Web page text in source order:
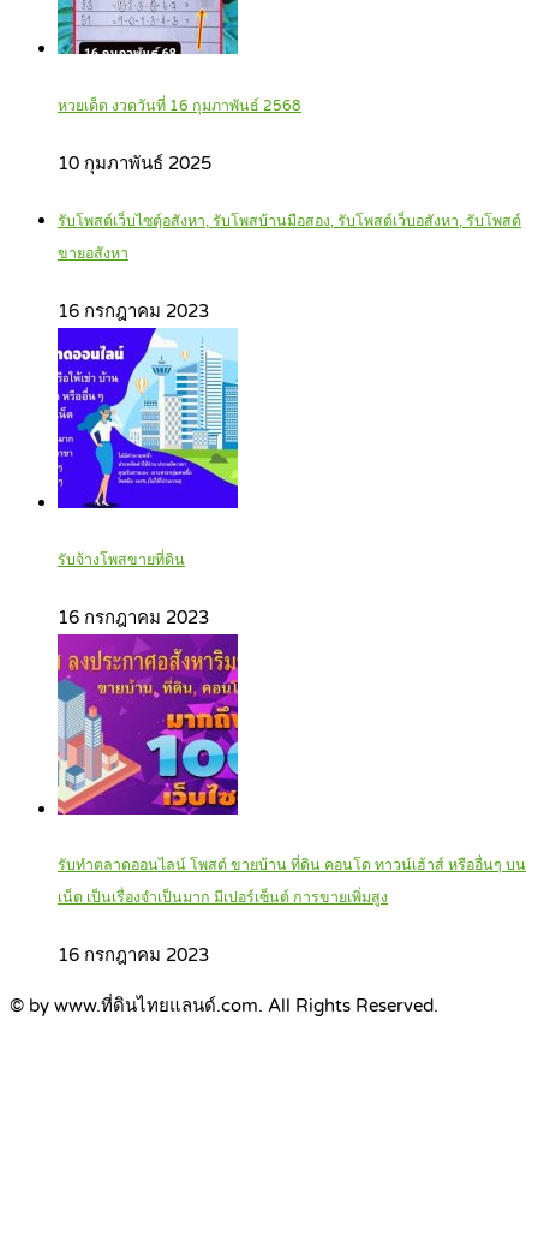
หวยเด็ด งวดวันที่ 16 กุมภาพันธ์ 2568
10 กุมภาพันธ์ 2025
รับโพสต์เว็บไซตฺ์อสังหา, รับโพสบ้านมือสอง, รับโพสต์เว็บอสังหา, รับโพสต์
ขายอสังหา
16 กรกฎาคม 2023
รับจ้างโพสขายที่ดิน
16 กรกฎาคม 2023
รับทำตลาดออนไลน์ โพสต์ ขายบ้าน ที่ดิน คอนโด ทาวน์เฮ้าส์ หรืออื่นๆ บน
เน็ต เป็นเรื่องจำเป็นมาก มีเปอร์เซ็นต์ การขายเพิ่มสูง
16 กรกฎาคม 2023
© by www.ที่ดินไทยแลนด์.com. All Rights Reserved.